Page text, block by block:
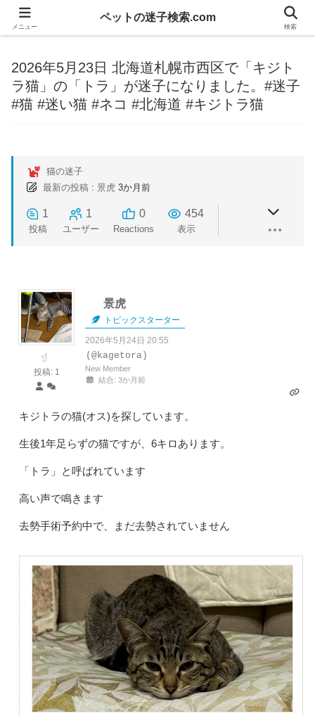
2026年5月23日 北海道札幌市西区で「キジト
ラ猫」の「トラ」が迷子になりました。#迷子
#猫 #迷い猫 #ネコ #北海道 #キジトラ猫
猫の迷子
最新の投稿 : 景虎 3か月前
1
投稿
1
ユーザー
0
Reactions
454
表示
投稿: 1
景虎
トピックスターター
2026年5月24日 20:55
(@kagetora)
New Member
結合: 3か月前
キジトラの猫(オス)を探しています。
生後1年足らずの猫ですが、6キロあります。
「トラ」と呼ばれています
高い声で鳴きます
去勢手術予約中で、まだ去勢されていません
メニュー
ペットの迷子検索.com
検索